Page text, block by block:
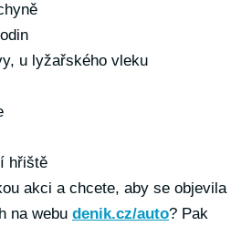
u lyžařského vleku
hřiště
akci a chcete, aby se objevila
na webu denik.cz/auto? Pak